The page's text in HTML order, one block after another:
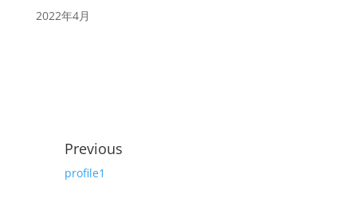
2022年4月
Previous
profile1